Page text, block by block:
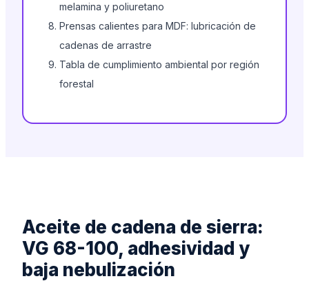
melamina y poliuretano
Prensas calientes para MDF: lubricación de
cadenas de arrastre
Tabla de cumplimiento ambiental por región
forestal
Aceite de cadena de sierra:
VG 68-100, adhesividad y
baja nebulización